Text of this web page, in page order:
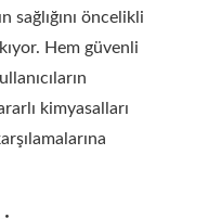
sağlığını öncelikli
Hem güvenli
kimyasalları